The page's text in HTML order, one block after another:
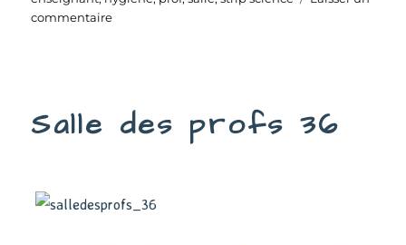
commentairesur
Salle des profs 36